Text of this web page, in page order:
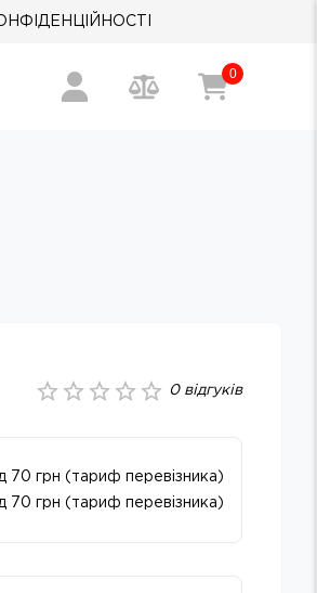
0
0відгуків
70 грн (тариф перевізника)
70 грн (тариф перевізника)